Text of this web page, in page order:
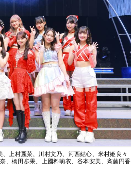
、上村麗菜、川村文乃、河西結心、米村姫良々
、橋田歩果、上國料萌衣、谷本安美、斉藤円香